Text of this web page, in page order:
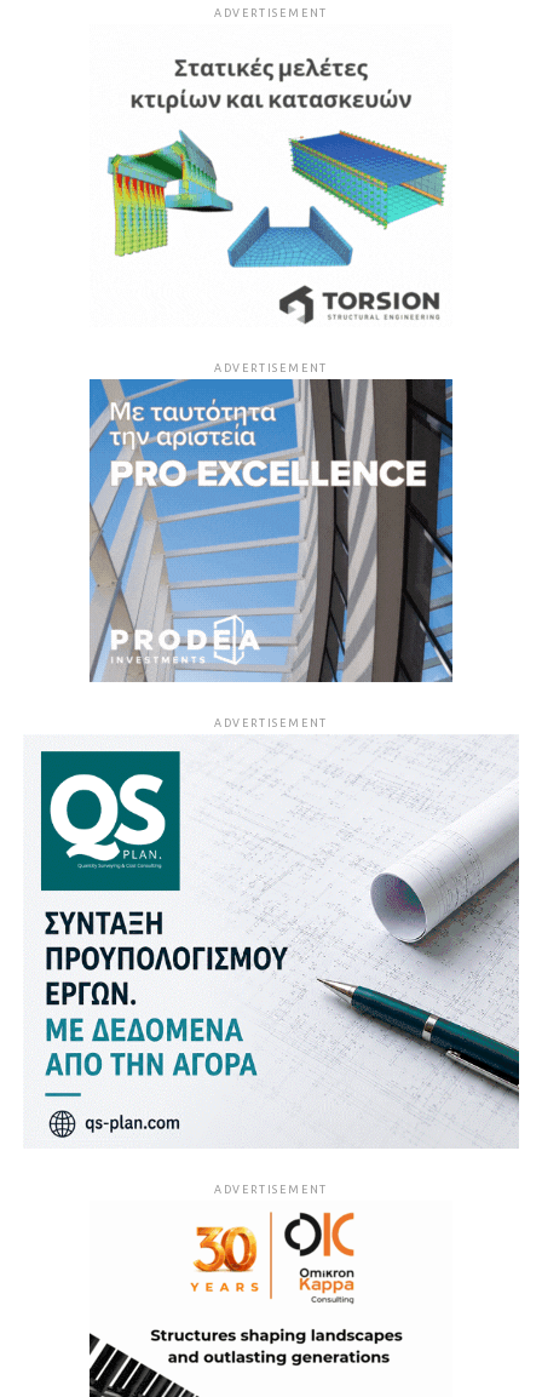
ADVERTISEMENT
ADVERTISEMENT
ADVERTISEMENT
ADVERTISEMENT